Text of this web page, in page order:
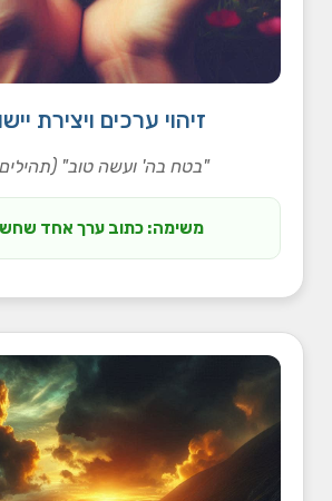
זיהוי ערכים ויצירת
"בטח בה' ועשה טוב"
משימה: כתוב ערך אחד